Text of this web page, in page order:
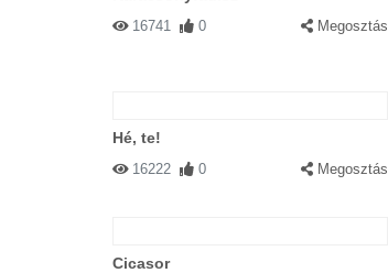
16741 0 Megosztás
Hé, te!
16222 0 Megosztás
Cicasor